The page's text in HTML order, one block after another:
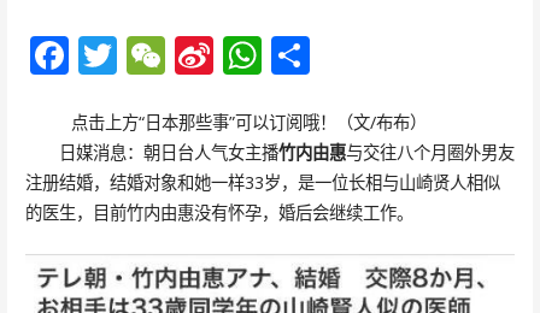
F
e
b
o
o
k
T
itt
er
W
C
h
at
Si
a
W
ei
b
o
W
at
s
A
p
p
分
点击上方“日本那些事”可以订阅哦！（文/布布）
日媒消息：朝日台人气女主播竹内由惠与交往八个月圈外男友
注册结婚，结婚对象和她一样33岁，是一位长相与山崎贤人相似
的医生，目前竹内由惠没有怀孕，婚后会继续工作。